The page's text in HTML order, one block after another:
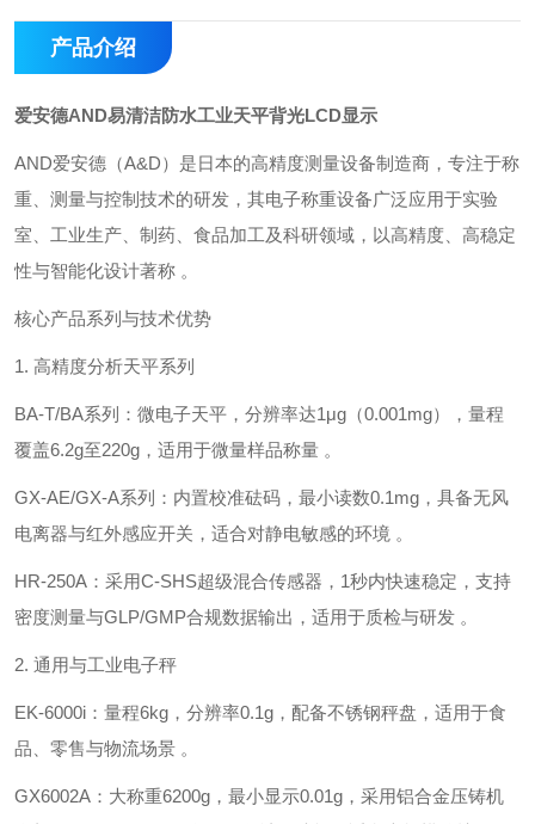
产品介绍
爱安德AND易清洁防水工业天平背光LCD显示
AND爱安德‌（A&D）是日本的高精度测量设备制造商，专注于称
重、测量与控制技术的研发，其电子称重设备广泛应用于‌实验
室、工业生产、制药、食品加工及科研领域‌，以高精度、高稳定
性与智能化设计著称 。
核心产品系列与技术优势
1. ‌高精度分析天平系列‌
‌BA-T/BA系列‌：微电子天平，分辨率达‌1μg（0.001mg）‌，量程
覆盖6.2g至220g，适用于微量样品称量 。
‌GX-AE/GX-A系列‌：内置校准砝码，最小读数‌0.1mg‌，具备无风
电离器与红外感应开关，适合对静电敏感的环境 。
‌HR-250A‌：采用‌C-SHS超级混合传感器‌，1秒内快速稳定，支持
密度测量与GLP/GMP合规数据输出，适用于质检与研发 。
2. ‌通用与工业电子秤‌
‌EK-6000i‌：量程‌6kg‌，分辨率‌0.1g‌，配备不锈钢秤盘，适用于食
品、零售与物流场景 。
‌GX6002A‌：大称重‌6200g‌，最小显示‌0.01g‌，采用铝合金压铸机